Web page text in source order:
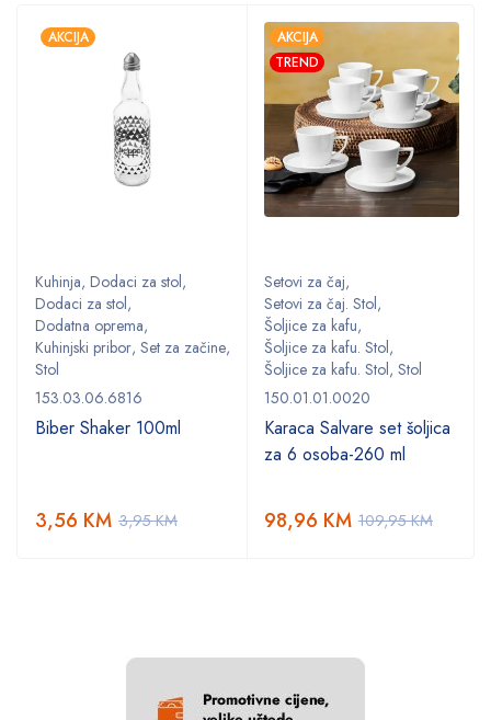
AKCIJA
Kuhinja, Dodaci za stol,
Dodaci za stol,
Dodatna oprema,
Kuhinjski pribor, Set za začine,
Stol
153.03.06.6816
Biber Shaker 100ml
3,95KM
3,56 KM
AKCIJA
TREND
Setovi za čaj,
Setovi za čaj. Stol,
Šoljice za kafu,
Šoljice za kafu. Stol,
Šoljice za kafu. Stol, Stol
150.01.01.0020
Karaca Salvare set šoljica
za 6 osoba-260 ml
109,95KM
98,96 KM